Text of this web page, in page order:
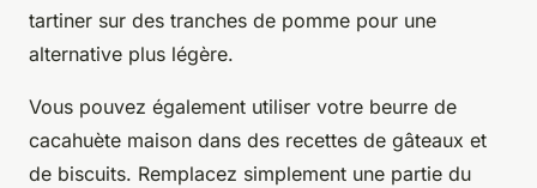
tartiner sur des tranches de pomme pour une
alternative plus légère.
Vous pouvez également utiliser votre beurre de
cacahuète maison dans des recettes de gâteaux et
de biscuits. Remplacez simplement une partie du